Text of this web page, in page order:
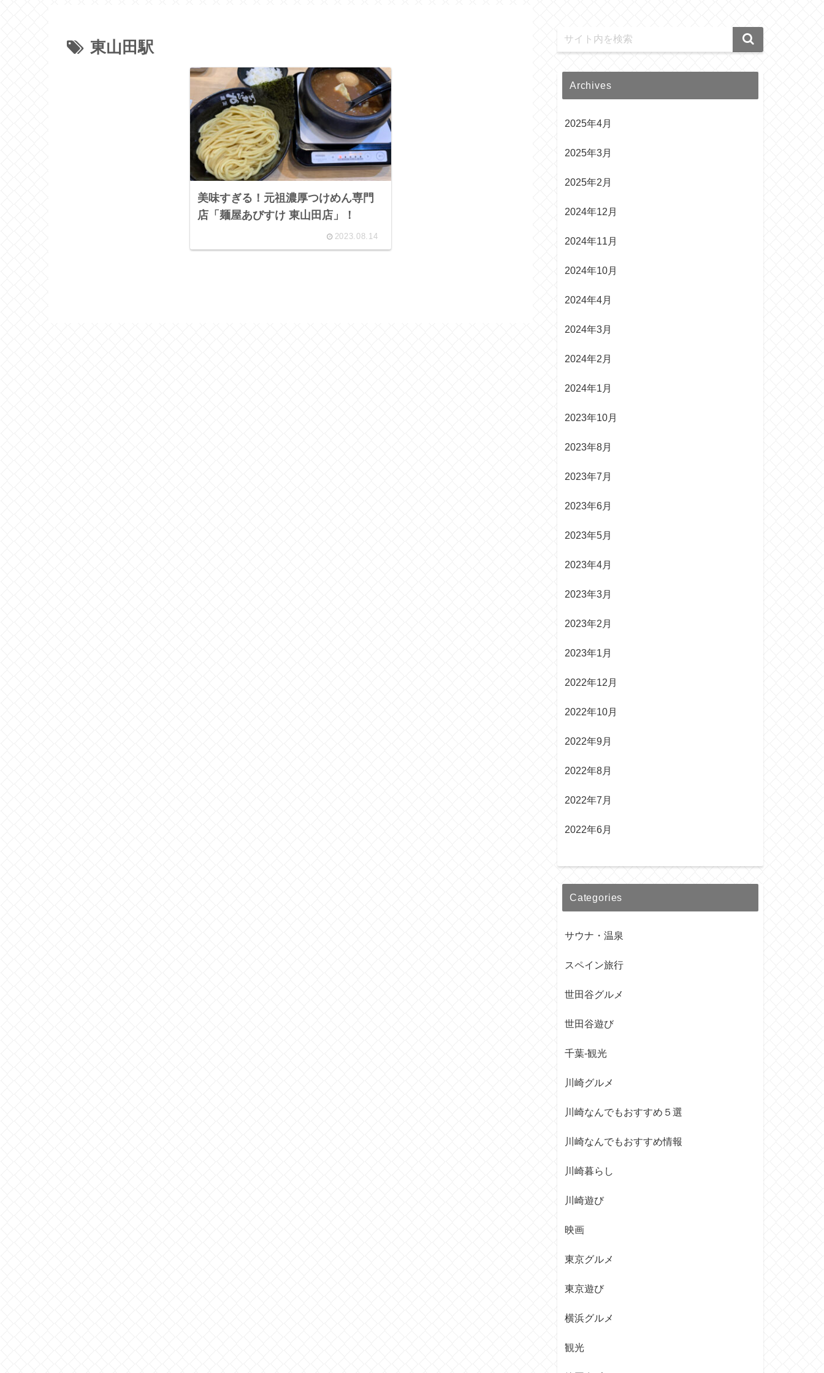
東山田駅
美味すぎる！元祖濃厚つけめん専門
店「麺屋あびすけ 東山田店」！
2023.08.14
Archives
2025年4月
2025年3月
2025年2月
2024年12月
2024年11月
2024年10月
2024年4月
2024年3月
2024年2月
2024年1月
2023年10月
2023年8月
2023年7月
2023年6月
2023年5月
2023年4月
2023年3月
2023年2月
2023年1月
2022年12月
2022年10月
2022年9月
2022年8月
2022年7月
2022年6月
Categories
サウナ・温泉
スペイン旅行
世田谷グルメ
世田谷遊び
千葉-観光
川崎グルメ
川崎なんでもおすすめ５選
川崎なんでもおすすめ情報
川崎暮らし
川崎遊び
映画
東京グルメ
東京遊び
横浜グルメ
観光